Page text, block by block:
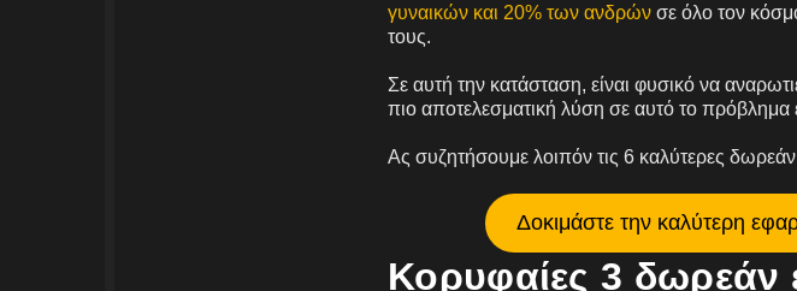
γυναικών και 20% των ανδρών σε όλο τον
τους.
Σε αυτή την κατάσταση, είναι φυσικό να
πιο αποτελεσματική λύση σε αυτό το
Ας συζητήσουμε λοιπόν τις 6 καλύτερες
Δοκιμάστε την καλύτερη
Κορυφαίες 3 δωρεάν